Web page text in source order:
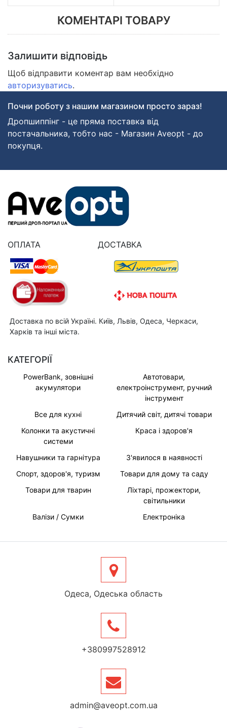
КОМЕНТАРІ ТОВАРУ
Залишити відповідь
Щоб відправити коментар вам необхідно
авторизуватись.
Почни роботу з нашим магазином просто зараз!
Дропшиппінг - це пряма поставка від
постачальника, тобто нас - Магазин Aveopt - до
покупця.
ОПЛАТА ДОСТАВКА
Доставка по всій Україні. Київ, Львів, Одеса, Черкаси,
Харків та інші міста.
КАТЕГОРІЇ
PowerBank, зовнішні
акумулятори
Автотовари,
електроінструмент, ручний
інструмент
Все для кухні
Дитячий світ, дитячі товари
Колонки та акустичні
системи
Краса і здоров'я
Навушники та гарнітура
З'явилося в наявності
Спорт, здоров'я, туризм
Товари для дому та саду
Товари для тварин
Ліхтарі, прожектори,
світильники
Валізи / Сумки
Електроніка
Одеса, Одеська область
+380997528912
admin@aveopt.com.ua